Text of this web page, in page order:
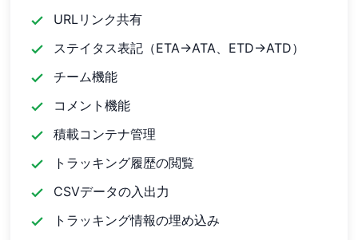
check URLリンク共有
check ステイタス表記（ETA→ATA、ETD→ATD）
check チーム機能
check コメント機能
check 積載コンテナ管理
check トラッキング履歴の閲覧
check CSVデータの入出力
check トラッキング情報の埋め込み